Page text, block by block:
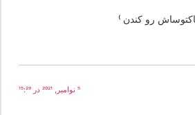
رو کندن )